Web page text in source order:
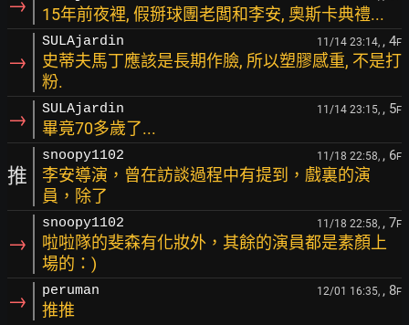
→ 15年前夜裡, 假掰球團老闆和李安, 奧斯卡典禮...
→
SULAjardin 11/14 23:14, , 4F
史蒂夫馬丁應該是長期作臉, 所以塑膠感重, 不是打
粉.
→ SULAjardin 11/14 23:15, , 5F
畢竟70多歲了...
推
snoopy1102 11/18 22:58, , 6F
李安導演，曾在訪談過程中有提到，戲裏的演
員，除了
→
snoopy1102 11/18 22:58, , 7F
啦啦隊的斐森有化妝外，其餘的演員都是素顏上
場的：)
→ peruman 12/01 16:35, , 8F
推推